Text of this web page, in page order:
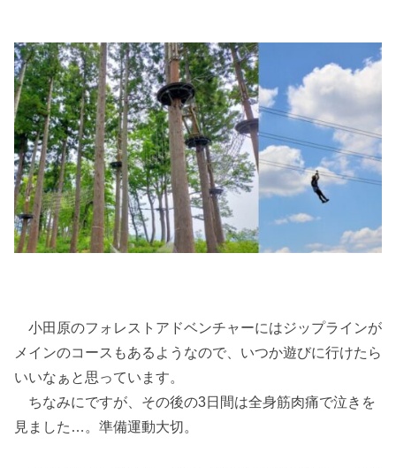
小田原のフォレストアドベンチャーにはジップラインが
メインのコースもあるようなので、いつか遊びに行けたら
いいなぁと思っています。
ちなみにですが、その後の3日間は全身筋肉痛で泣きを
見ました…。準備運動大切。